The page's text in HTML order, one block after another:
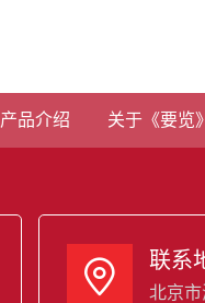
产品介绍 关于《要览》
 联系
北京市